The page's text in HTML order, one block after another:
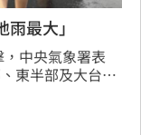
最大」
中央氣象署表
東半部及大台北
機會。